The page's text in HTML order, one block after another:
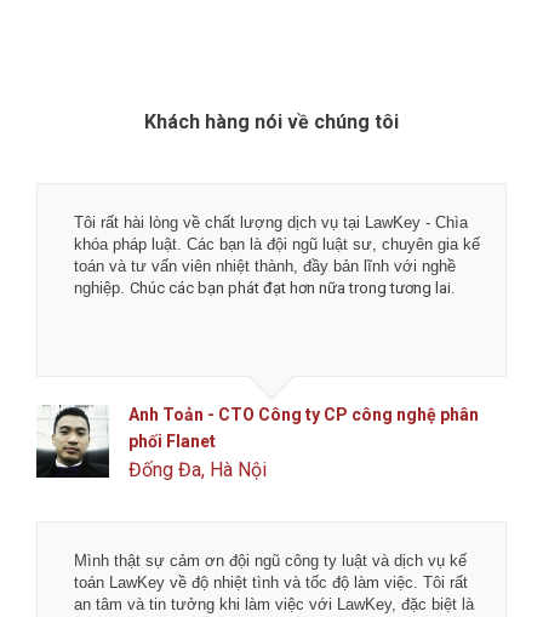
Khách hàng nói về chúng tôi
Tôi rất hài lòng về chất lượng dịch vụ tại LawKey - Chìa
khóa pháp luật. Các bạn là đội ngũ luật sư, chuyên gia kế
toán và tư vấn viên nhiệt thành, đầy bản lĩnh với nghề
nghiệp.Chúc các bạn phát đạt hơn nữa trong tương lai.
Anh Toản - CTO Công ty CP công nghệ phân
phối Flanet
Đống Đa, Hà Nội
Mình thật sự cảm ơn đội ngũ công ty luật và dịch vụ kế
toán LawKey về độ nhiệt tình và tốc độ làm việc. Tôi rất
an tâm và tin tưởng khi làm việc với LawKey, đặc biệt là